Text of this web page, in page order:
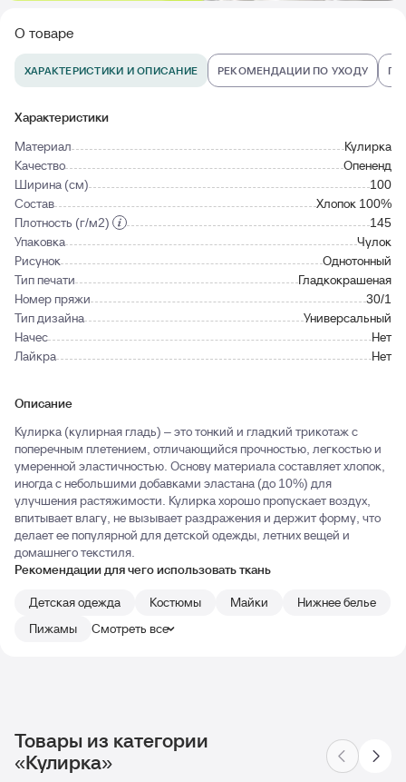
О товаре
ХАРАКТЕРИСТИКИ И ОПИСАНИЕ РЕКОМЕНДАЦИИ ПО УХОДУ
Характеристики
Материал
Кулирка
Качество
Опененд
Ширина (см)
100
Состав
Хлопок 100%
Плотность (г/м2)
145
Упаковка
Чулок
Рисунок
Однотонный
Тип печати
Гладкокрашеная
Номер пряжи
30/1
Тип дизайна
Универсальный
Начес
Нет
Лайкра
Нет
Описание
Кулирка (кулирная гладь) – это тонкий и гладкий трикотаж с
поперечным плетением, отличающийся прочностью, легкостью и
умеренной эластичностью. Основу материала составляет хлопок,
иногда с небольшими добавками эластана (до 10%) для
улучшения растяжимости. Кулирка хорошо пропускает воздух,
впитывает влагу, не вызывает раздражения и держит форму, что
делает ее популярной для детской одежды, летних вещей и
домашнего текстиля.
Рекомендации для чего использовать ткань
Детская одежда
Костюмы Майки
Нижнее белье
Пижамы
Смотреть все
Товары из категории
«Кулирка»